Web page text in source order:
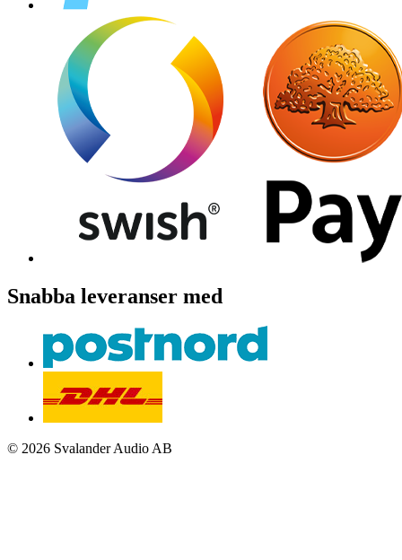
Snabba leveranser med
© 2026 Svalander Audio AB